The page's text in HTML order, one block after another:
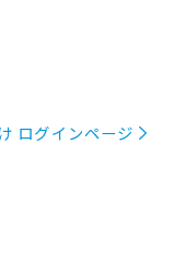
ログインページ